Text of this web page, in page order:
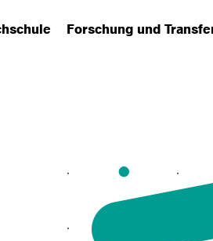
submenu)Forschung und
(has submenu)